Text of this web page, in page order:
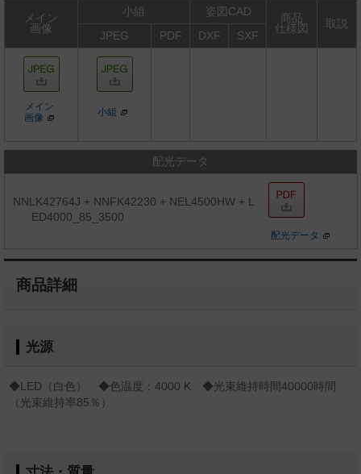
メイン
画像
小組 姿図CAD
商品
仕様図
取説
JPEG
PDF DXF SXF
メイン
画像
小組
配光データ
NNLK42764J + NNFK42230 + NEL4500HW + L
ED4000_85_3500
配光データ
商品詳細
光源
◆LED（白色） ◆色温度：4000 K ◆光束維持時間40000時間
（光束維持率85％）